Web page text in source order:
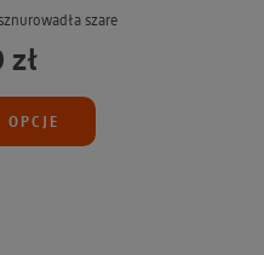
szare
zł
OPCJE